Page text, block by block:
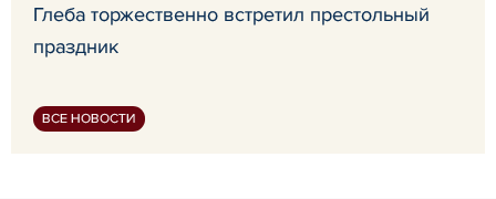
Глеба торжественно встретил престольный
праздник
ВСЕ НОВОСТИ